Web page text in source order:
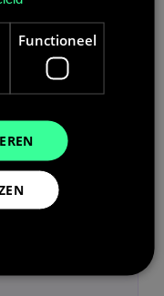
is bedoeld om
op onze
Deze inhoud
Voor
Energy
Functioneel